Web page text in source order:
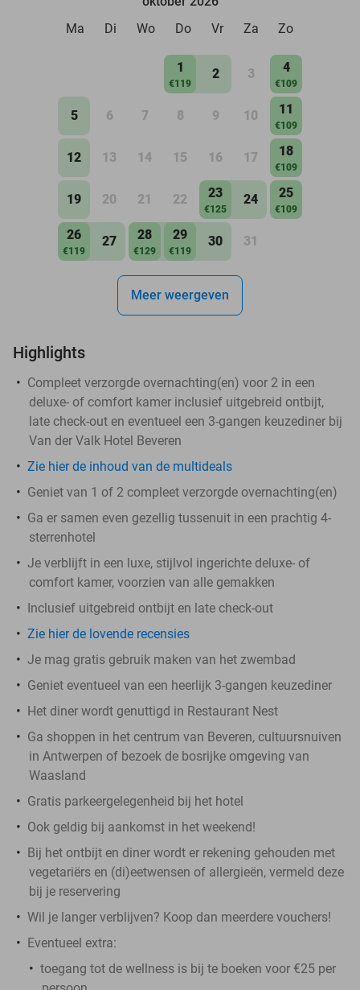
Ma
Di Wo Do Vr Za Zo
1
€119
2 3 4
€109
5 6 7 8 9 10 11
€109
12 13 14 15 16 17 18
€109
19 20 21 22 23
€125
24 25
€109
26
€119
27 28
€129
29
€119
30 31
Meer weergeven
Highlights
Compleet verzorgde overnachting(en) voor 2 in een
deluxe- of comfort kamer inclusief uitgebreid ontbijt,
late check-out en eventueel een 3-gangen keuzediner bij
Van der Valk Hotel Beveren
Zie hier de inhoud van de multideals
Geniet van 1 of 2 compleet verzorgde overnachting(en)
Ga er samen even gezellig tussenuit in een prachtig 4-
sterrenhotel
Je verblijft in een luxe, stijlvol ingerichte deluxe- of
comfort kamer, voorzien van alle gemakken
Inclusief uitgebreid ontbijt en late check-out
Zie hier de lovende recensies
Je mag gratis gebruik maken van het zwembad
Geniet eventueel van een heerlijk 3-gangen keuzediner
Het diner wordt genuttigd in Restaurant Nest
Ga shoppen in het centrum van Beveren, cultuursnuiven
in Antwerpen of bezoek de bosrijke omgeving van
Waasland
Gratis parkeergelegenheid bij het hotel
Ook geldig bij aankomst in het weekend!
Bij het ontbijt en diner wordt er rekening gehouden met
vegetariërs en (di)eetwensen of allergieën, vermeld deze
bij je reservering
Wil je langer verblijven? Koop dan meerdere vouchers!
Eventueel extra:
toegang tot de wellness is bij te boeken voor €25 per